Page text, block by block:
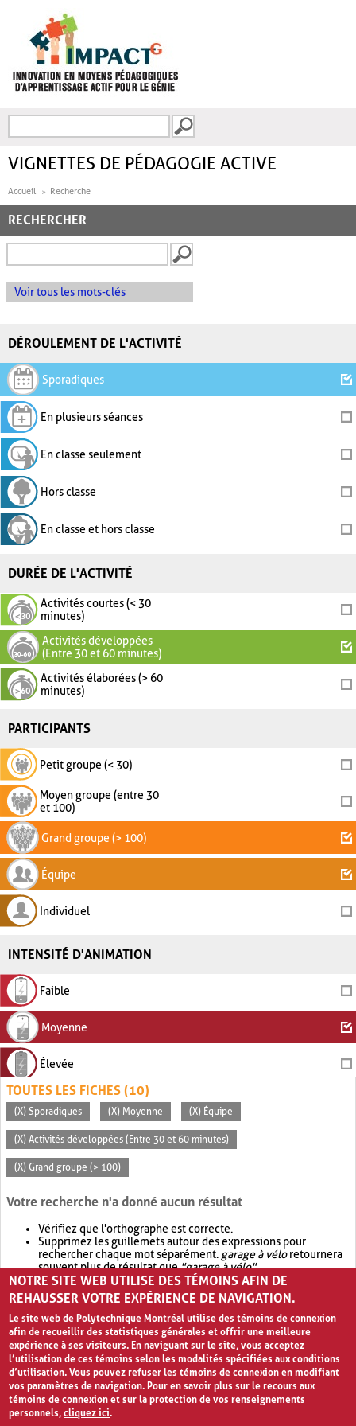
FORMULAIRE DE
VIGNETTES DE PÉDAGOGIE ACTIVE
Accueil Recherche
RECHERCHER
Voir tous les mots-clés
DÉROULEMENT DE L'ACTIVITÉ
Sporadiques
En plusieurs séances
En classe seulement
Hors classe
En classe et hors classe
DURÉE DE L'ACTIVITÉ
Activités courtes (< 30
minutes)
Activités développées
(Entre 30 et 60 minutes)
Activités élaborées (> 60
minutes)
PARTICIPANTS
Petit groupe (< 30)
Moyen groupe (entre 30
et 100)
Grand groupe (> 100)
Équipe
Individuel
INTENSITÉ D'ANIMATION
Faible
Moyenne
Élevée
TOUTES LES FICHES (10)
(X) Sporadiques (X) Moyenne (X) Équipe
(X) Activités développées (Entre 30 et 60 minutes)
(X) Grand groupe (> 100)
Votre recherche n'a donné aucun résultat
Vérifiez que l'orthographe est correcte.
Supprimez les guillemets autour des expressions pour
rechercher chaque mot séparément. garage à véloretournera
souvent plus de résultat que"garage à vélo".
Envisagez d'élargir votre recherche avec OR.garage OR vélo
retournera souvent plus de résultat quegarage à vélo
NOTRE SITE WEB UTILISE DES TÉMOINS AFIN DE
REHAUSSER VOTRE EXPÉRIENCE DE NAVIGATION.
Le site web de Polytechnique Montréal utilise des témoins de connexion
afin de recueillir des statistiques générales et offrir une meilleure
expérience à ses visiteurs. En naviguant sur le site, vous acceptez
l’utilisation de ces témoins selon les modalités spécifiées aux conditions
d’utilisation. Vous pouvez refuser les témoins de connexion en modifiant
vos paramètres de navigation. Pour en savoir plus sur le recours aux
témoins de connexion et sur la protection de vos renseignements
personnels,cliquez ici.